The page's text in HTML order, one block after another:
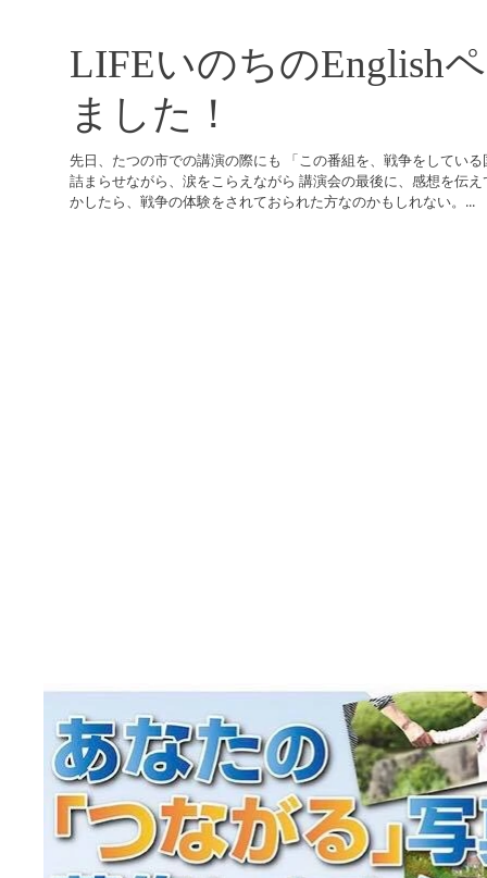
LIFEいのちのEnglish
ました！
先日、たつの市での講演の際にも 「この番組を、戦争をしてい
詰まらせながら、涙をこらえながら 講演会の最後に、感想を伝
かしたら、戦争の体験をされておられた方なのかもしれない。...